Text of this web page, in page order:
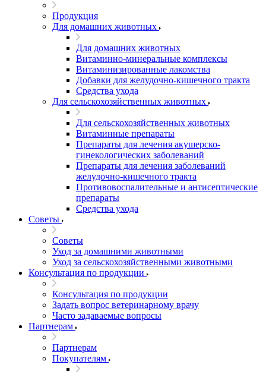
Продукция
Для домашних животных
Для домашних животных
Витаминно-минеральные комплексы
Витаминизированные лакомства
Добавки для желудочно-кишечного тракта
Средства ухода
Для сельскохозяйственных животных
Для сельскохозяйственных животных
Витаминные препараты
Препараты для лечения акушерско-
гинекологических заболеваний
Препараты для лечения заболеваний
желудочно-кишечного тракта
Противовоспалительные и антисептические
препараты
Средства ухода
Советы
Советы
Уход за домашними животными
Уход за сельскохозяйственными животными
Консультация по продукции
Консультация по продукции
Задать вопрос ветеринарному врачу
Часто задаваемые вопросы
Партнерам
Партнерам
Покупателям